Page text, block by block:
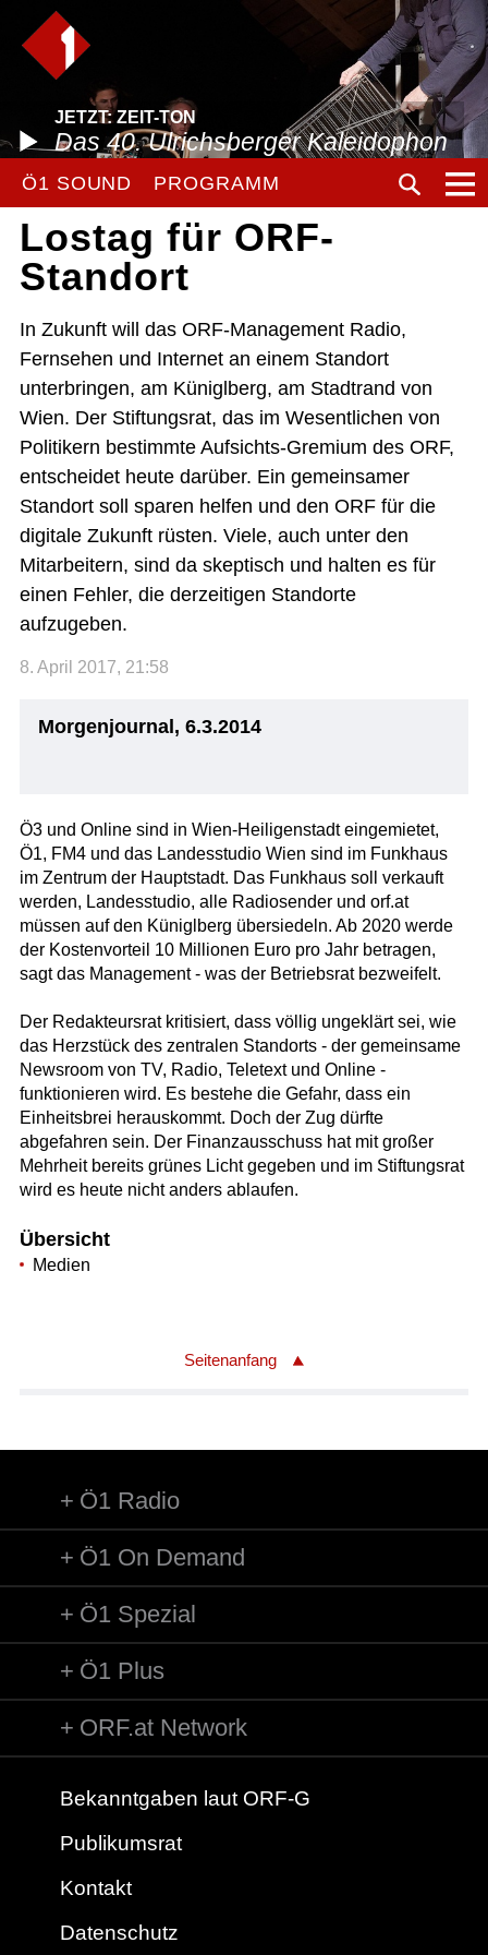
JETZT: ZEIT-TON
Das 40. Ulrichsberger Kaleidophon
Ö1 SOUND PROGRAMM
Lostag für ORF-
Standort
In Zukunft will das ORF-Management Radio,
Fernsehen und Internet an einem Standort
unterbringen, am Küniglberg, am Stadtrand von
Wien. Der Stiftungsrat, das im Wesentlichen von
Politikern bestimmte Aufsichts-Gremium des ORF,
entscheidet heute darüber. Ein gemeinsamer
Standort soll sparen helfen und den ORF für die
digitale Zukunft rüsten. Viele, auch unter den
Mitarbeitern, sind da skeptisch und halten es für
einen Fehler, die derzeitigen Standorte
aufzugeben.
8. April 2017, 21:58
Morgenjournal, 6.3.2014
Ö3 und Online sind in Wien-Heiligenstadt eingemietet,
Ö1, FM4 und das Landesstudio Wien sind im Funkhaus
im Zentrum der Hauptstadt. Das Funkhaus soll verkauft
werden, Landesstudio, alle Radiosender und orf.at
müssen auf den Küniglberg übersiedeln. Ab 2020 werde
der Kostenvorteil 10 Millionen Euro pro Jahr betragen,
sagt das Management - was der Betriebsrat bezweifelt.
Der Redakteursrat kritisiert, dass völlig ungeklärt sei, wie
das Herzstück des zentralen Standorts - der gemeinsame
Newsroom von TV, Radio, Teletext und Online -
funktionieren wird. Es bestehe die Gefahr, dass ein
Einheitsbrei herauskommt. Doch der Zug dürfte
abgefahren sein. Der Finanzausschuss hat mit großer
Mehrheit bereits grünes Licht gegeben und im Stiftungsrat
wird es heute nicht anders ablaufen.
Übersicht
Medien
Seitenanfang
Ö1 Radio
Ö1 On Demand
Ö1 Spezial
Ö1 Plus
ORF.at Network
Bekanntgaben laut ORF-G
Publikumsrat
Kontakt
Datenschutz